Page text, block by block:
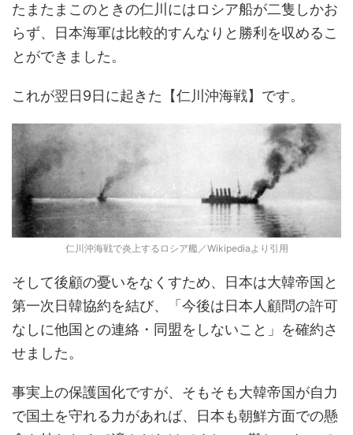
たまたまこのときの仁川にはロシア船が二隻しかお
らず、日本海軍は比較的すんなりと勝利を収めるこ
とができました。
これが翌日9日に起きた【仁川沖海戦】です。
仁川沖海戦で炎上するロシア艦／Wikipediaより引用
そして後顧の憂いをなくすため、日本は大韓帝国と
第一次日韓協約を結び、「今後は日本人顧問の許可
なしに他国との連絡・同盟をしないこと」を確約さ
せました。
事実上の保護国化ですが、そもそも大韓帝国が自力
で国土を守れる力があれば、日本も朝鮮方面での懸